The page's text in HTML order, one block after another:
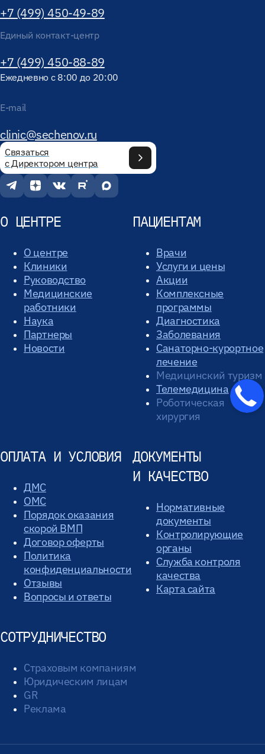
+7 (499) 450-49-89
Единый контакт-центр
+7 (499) 450-88-89
Ежедневно с 8:00 до 20:00
E-mail
clinic@sechenov.ru
Связаться
с Директором центра
О ЦЕНТРЕ
О центре
Клиники
Руководство
Медицинские
работники
Наука
Партнеры
Новости
ПАЦИЕНТАМ
Врачи
Услуги и цены
Акции
Комплексные
программы
Диагностика
Заболевания
Санаторно-курортное
лечение
Медицинский туризм
Телемедицина
Роботическая
хирургия
ОПЛАТА И УСЛОВИЯ
ДМС
ОМС
Порядок оказания
скорой ВМП
Договор оферты
Политика
конфиденциальности
Отзывы
Вопросы и ответы
ДОКУМЕНТЫ
И КАЧЕСТВО
Нормативные
документы
Контролирующие
органы
Служба контроля
качества
Карта сайта
СОТРУДНИЧЕСТВО
Страховым компаниям
Юридическим лицам
GR
Реклама